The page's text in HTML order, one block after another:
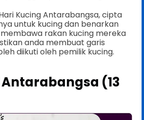
Kucing Antarabangsa, cipta
untuk kucing dan benarkan
rakan kucing mereka
anda membuat garis
diikuti oleh pemilik kucing.
(13